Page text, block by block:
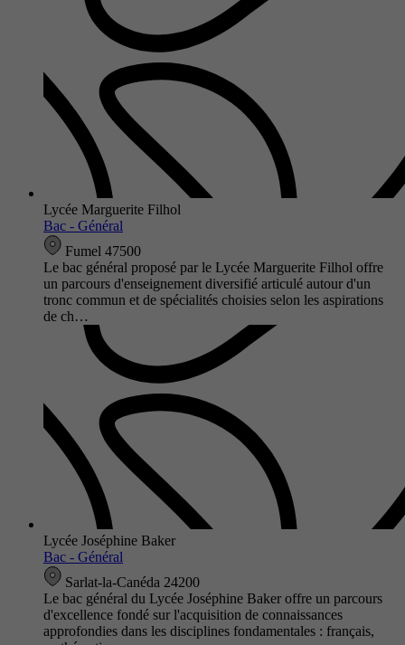
Lycée Marguerite Filhol
Bac - Général
Fumel 47500
Le bac général proposé par le Lycée Marguerite Filhol offre
un parcours d'enseignement diversifié articulé autour d'un
tronc commun et de spécialités choisies selon les aspirations
de ch…
Lycée Joséphine Baker
Bac - Général
Sarlat-la-Canéda 24200
Le bac général du Lycée Joséphine Baker offre un parcours
d'excellence fondé sur l'acquisition de connaissances
approfondies dans les disciplines fondamentales : français,